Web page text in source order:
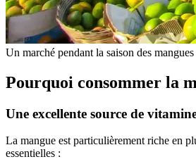
Un marché pendant la saison des
Pourquoi consommer la
Une excellente source de
La mangue est particulièrement riche en
essentielles :